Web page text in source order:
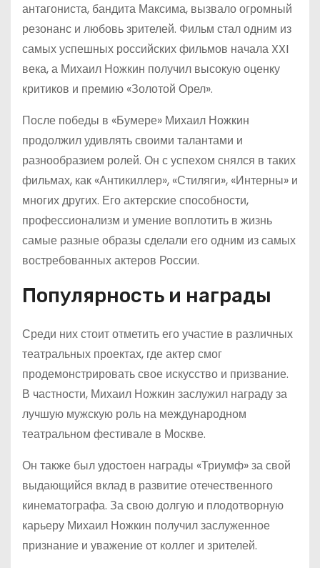
антагониста, бандита Максима, вызвало огромный
резонанс и любовь зрителей. Фильм стал одним из
самых успешных российских фильмов начала XXI
века, а Михаил Ножкин получил высокую оценку
критиков и премию «Золотой Орел».
После победы в «Бумере» Михаил Ножкин
продолжил удивлять своими талантами и
разнообразием ролей. Он с успехом снялся в таких
фильмах, как «Антикиллер», «Стиляги», «Интерны» и
многих других. Его актерские способности,
профессионализм и умение воплотить в жизнь
самые разные образы сделали его одним из самых
востребованных актеров России.
Популярность и награды
Среди них стоит отметить его участие в различных
театральных проектах, где актер смог
продемонстрировать свое искусство и призвание.
В частности, Михаил Ножкин заслужил награду за
лучшую мужскую роль на международном
театральном фестивале в Москве.
Он также был удостоен награды «Триумф» за свой
выдающийся вклад в развитие отечественного
кинематографа. За свою долгую и плодотворную
карьеру Михаил Ножкин получил заслуженное
признание и уважение от коллег и зрителей.